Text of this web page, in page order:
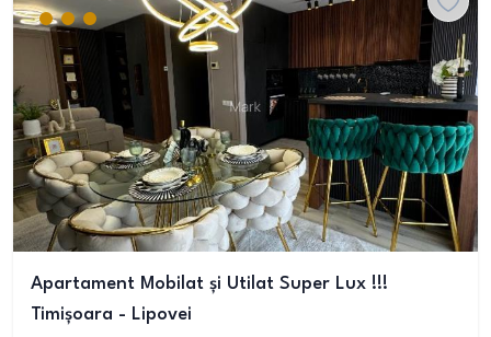
Apartament Mobilat și Utilat Super Lux !!!
Timișoara - Lipovei